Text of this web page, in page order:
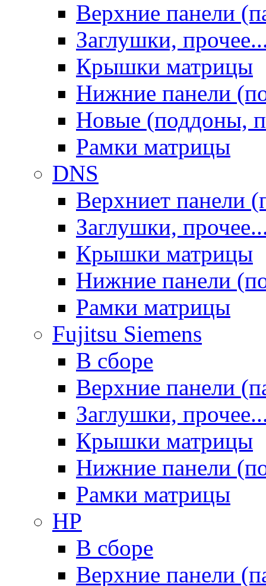
Верхние панели
Заглушки,
Крышки матрицы
Нижние панели
Новые (поддоны,
Рамки матрицы
DNS
Верхниет панели
Заглушки,
Крышки матрицы
Нижние панели
Рамки матрицы
Fujitsu Siemens
В сборе
Верхние панели
Заглушки,
Крышки матрицы
Нижние панели
Рамки матрицы
HP
В сборе
Верхние панели